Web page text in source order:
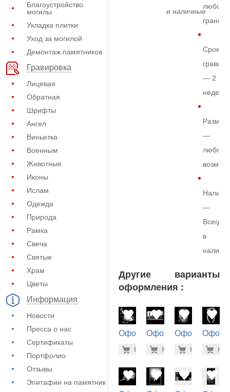
Благоустройство
могилы
Укладка плитки
Уход за могилой
Демонтаж памятников
Гравировка
Лицевая
Обратная
Шрифты
Ангел
Виньетка
Военным
Животные
Иконы
Ислам
Одежда
Природа
Рамка
Свеча
Святые
Храм
Цветы
Информация
Новости
Пресса о нас
Сертификаты
Портфолио
Отзывы
Эпитафии на памятник
и наличные
любом
граните
Срок
— 2
недели
Размер
—
любой
—
Всегда
в
Другие варианты
оформления :
Оформление
(73-566)
-7% 900 руб.
Купить
Оформление
(72-468)
-7%
Купить
Оформление
(73-402)
-
Купить(71-